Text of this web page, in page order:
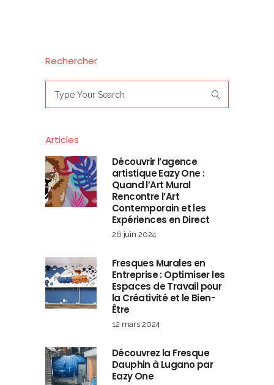
Rechercher
for:
Articles
Découvrir l’agence
artistique Eazy One :
Quand l’Art Mural
Rencontre l’Art
Contemporain et les
Expériences en Direct
26 juin 2024
Fresques Murales en
Entreprise : Optimiser les
Espaces de Travail pour
la Créativité et le Bien-
Être
12 mars 2024
Découvrez la Fresque
Dauphin à Lugano par
Eazy One